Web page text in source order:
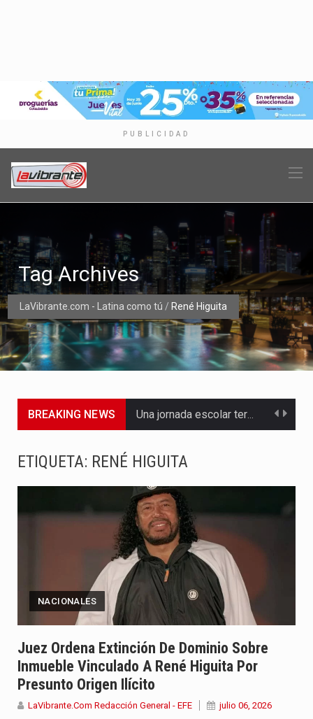
PUBLICIDAD
LaVibrante.com - Latina como tú / René Higuita
Tag Archives
BREAKING NEWS Una jornada escolar terminó en tragedia este viernes 7 de…
El presidente electo Abelardo de la Espriella aseguró que durante…
Abelardo de la Espriella comenzó su Gobierno con uno de…
Las autoridades sanitarias de Francia y España mantienen bajo vigilancia…
ETIQUETA: RENÉ HIGUITA
NACIONALES
Juez Ordena Extinción De Dominio Sobre
Inmueble Vinculado A René Higuita Por
Presunto Origen Ilícito
LaVibrante.Com Redacción General - EFE julio 06, 2026